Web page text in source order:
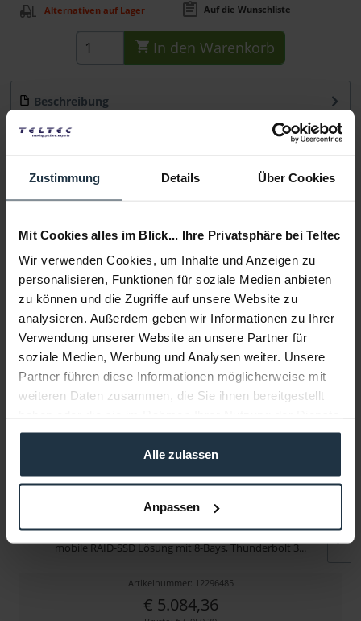
Zustimmung Details Über Cookies
Mit Cookies alles im Blick... Ihre Privatsphäre bei Teltec
Wir verwenden Cookies, um Inhalte und Anzeigen zu
personalisieren, Funktionen für soziale Medien anbieten
zu können und die Zugriffe auf unsere Website zu
analysieren. Außerdem geben wir Informationen zu Ihrer
Verwendung unserer Website an unsere Partner für
soziale Medien, Werbung und Analysen weiter. Unsere
Partner führen diese Informationen möglicherweise mit
weiteren Daten zusammen, die Sie ihnen bereitgestellt
gesammelt haben.
Alle zulassen
Anpassen
Alternativen auf Lager Auf die Wunschliste
In den Warenkorb
Beschreibung
Das SanDisk Professional G-RAID Shuttle 4 ist ein 4-Bay
RAID mit einer...
Beratung
Medien
Infos zu Hersteller & Produktsicherheit
Folgende Infos zum Hersteller sind verfübar...... mehr
Weitere Artikel von SanDisk Professional ansehen
SanDisk Professional G-RAID SHUTTLE SSD 8 TB
mobile RAID-SSD Lösung mit 8-Bays, Thunderbolt 3...
Artikelnummer: 12296485
€ 5.084,36